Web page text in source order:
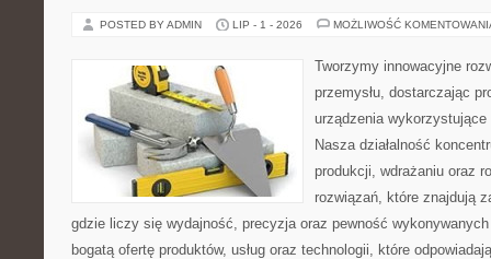
POSTED BY ADMIN LIP - 1 - 2026 MOŻLIWOŚĆ
Tworzymy innowacyjne
przemysłu, dostarczając
urządzenia
Nasza działalność
produkcji, wdrażaniu oraz
rozwiązań, które znajdują
gdzie liczy się wydajność, precyzja oraz pewność
bogatą ofertę produktów, usług oraz technologii, które